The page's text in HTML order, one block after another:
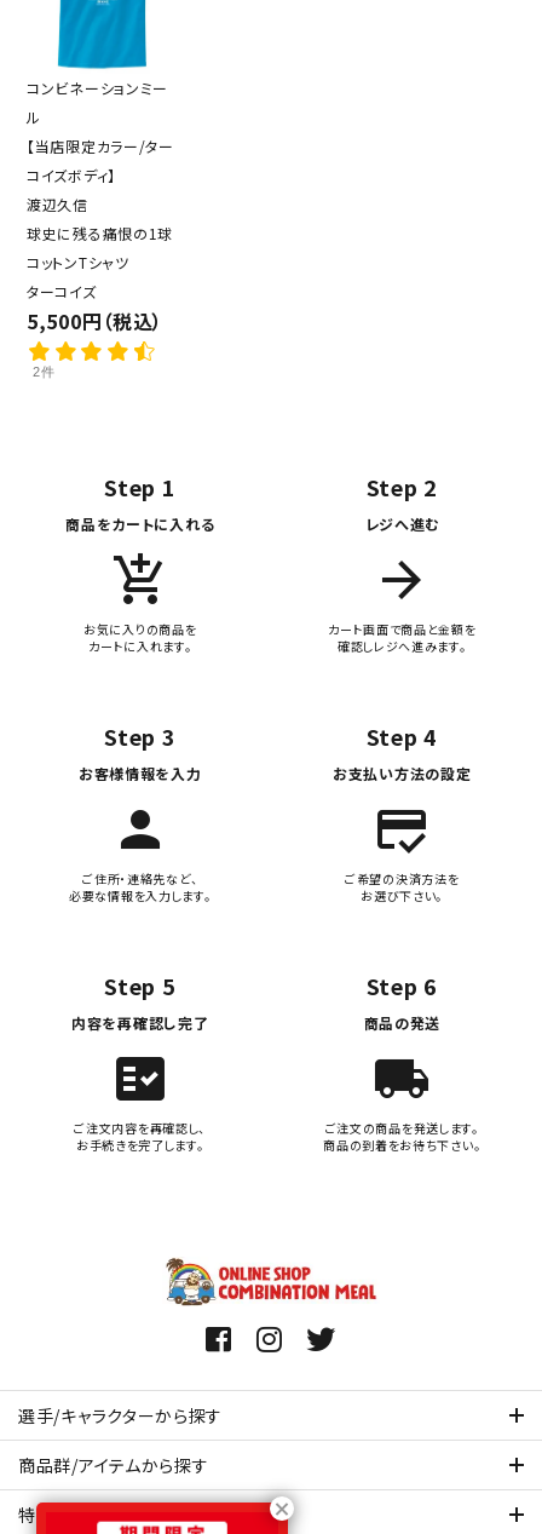
コンビネーションミー
ル
【当店限定カラー/ター
コイズボディ】
渡辺久信
球史に残る痛恨の1球
コットンTシャツ
ターコイズ
5,500円（税込）
2件
Step 1
商品をカートに入れる
add_shopping_cart
お気に入りの商品を
カートに入れます。
Step 2
レジへ進む
arrow_forward
カート画面で商品と金額を
確認しレジへ進みます。
Step 3
お客様情報を入力
person
ご住所・連絡先など、
必要な情報を入力します。
Step 4
お支払い方法の設定
credit_score
ご希望の決済方法を
お選び下さい。
Step 5
内容を再確認し完了
fact_check
ご注文内容を再確認し、
お手続きを完了します。
Step 6
商品の発送
local_shipping
ご注文の商品を発送します。
商品の到着をお待ち下さい。
選手/キャラクターから探す
商品群/アイテムから探す
特集ページを見てみる